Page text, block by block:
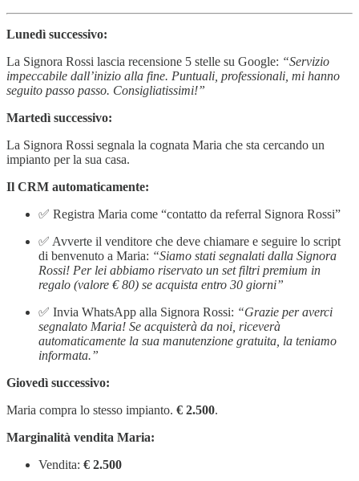
Lunedì successivo:
La Signora Rossi lascia recensione 5 stelle su Google: “Servizio
impeccabile dall’inizio alla fine. Puntuali, professionali, mi hanno
seguito passo passo. Consigliatissimi!”
Martedì successivo:
La Signora Rossi segnala la cognata Maria che sta cercando un
impianto per la sua casa.
Il CRM automaticamente:
✅ Registra Maria come “contatto da referral Signora Rossi”
✅ Avverte il venditore che deve chiamare e seguire lo script
di benvenuto a Maria: “Siamo stati segnalati dalla Signora
Rossi! Per lei abbiamo riservato un set filtri premium in
regalo (valore € 80) se acquista entro 30 giorni”
✅ Invia WhatsApp alla Signora Rossi: “Grazie per averci
segnalato Maria! Se acquisterà da noi, riceverà
automaticamente la sua manutenzione gratuita, la teniamo
informata.”
Giovedì successivo:
Maria compra lo stesso impianto. € 2.500.
Marginalità vendita Maria:
Vendita: € 2.500